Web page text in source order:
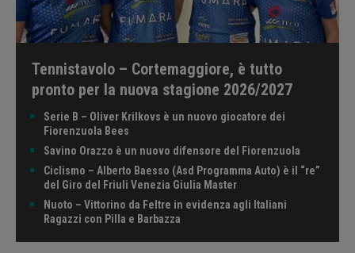
Tennistavolo – Cortemaggiore, è tutto
pronto per la nuova stagione 2026/2027
Serie B – Oliver Krilkovs è un nuovo giocatore dei
Fiorenzuola Bees
Savino Orazzo è un nuovo difensore del Fiorenzuola
Ciclismo – Alberto Baesso (Asd Programma Auto) è il “re”
del Giro del Friuli Venezia Giulia Master
Nuoto – Vittorino da Feltre in evidenza agli Italiani
Ragazzi con Pilla e Barbazza